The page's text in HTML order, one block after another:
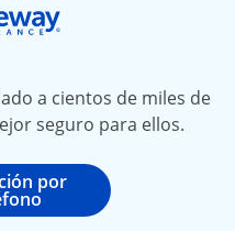
a cientos de miles de
seguro para ellos.
por